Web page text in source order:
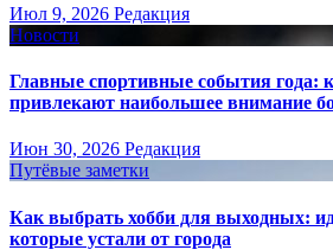
Июл 9, 2026 Редакция
Новости
Главные спортивные события года:
привлекают наибольшее внимание
Июн 30, 2026 Редакция
Путёвые заметки
Как выбрать хобби для выходных:
которые устали от города